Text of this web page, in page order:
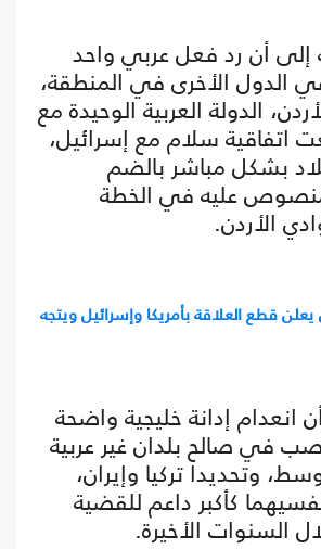
إلى أن رد فعل عربي واحد
الدول الأخرى في المنطقة،
الدولة العربية الوحيدة مع
اتفاقية سلام مع إسرائيل،
بشكل مباشر بالضم
عليه في الخطة
الأردن.
قطع العلاقة بأمريكا وإسرائيل ويتجه
انعدام إدانة خليجية واضحة
صب في صالح بلدان غير عربية
وتحديدا تركيا وإيران،
كأكبر داعم للقضية
السنوات الأخيرة.